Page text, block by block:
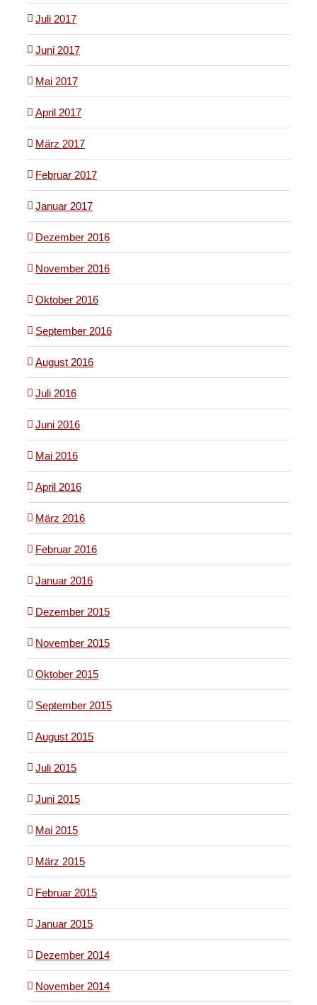
Juli 2017
Juni 2017
Mai 2017
April 2017
März 2017
Februar 2017
Januar 2017
Dezember 2016
November 2016
Oktober 2016
September 2016
August 2016
Juli 2016
Juni 2016
Mai 2016
April 2016
März 2016
Februar 2016
Januar 2016
Dezember 2015
November 2015
Oktober 2015
September 2015
August 2015
Juli 2015
Juni 2015
Mai 2015
März 2015
Februar 2015
Januar 2015
Dezember 2014
November 2014